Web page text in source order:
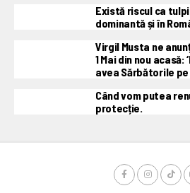
Există riscul ca
dominantă și în
Virgil Musta ne
1 Mai din nou acasă:
avea Sărbătorile pe
Când vom putea
protecție.